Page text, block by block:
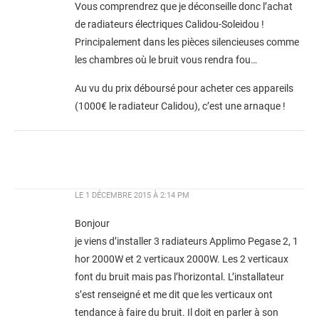
Vous comprendrez que je déconseille donc l’achat
de radiateurs électriques Calidou-Soleidou !
Principalement dans les pièces silencieuses comme
les chambres où le bruit vous rendra fou…
Au vu du prix déboursé pour acheter ces appareils
(1000€ le radiateur Calidou), c’est une arnaque !
LE 1 DÉCEMBRE 2015 À 2:14 PM
Bonjour
je viens d’installer 3 radiateurs Applimo Pegase 2, 1
hor 2000W et 2 verticaux 2000W. Les 2 verticaux
font du bruit mais pas l’horizontal. L’installateur
s’est renseigné et me dit que les verticaux ont
tendance à faire du bruit. Il doit en parler à son